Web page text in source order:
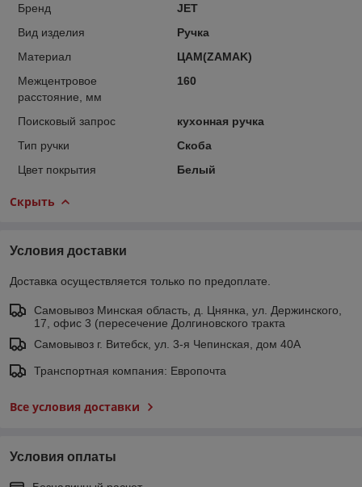
Бренд
JET
Вид изделия
Ручка
Материал
ЦАМ(ZAMAK)
Межцентровое
расстояние, мм
160
Поисковый запрос
кухонная ручка
Тип ручки
Скоба
Цвет покрытия
Белый
Скрыть
Условия доставки
Доставка осуществляется только по предоплате.
Самовывоз Минская область, д. Цнянка, ул. Держинского,
17, офис 3 (пересечение Долгиновского тракта
Самовывоз г. Витебск, ул. 3-я Чепинская, дом 40А
Транспортная компания: Европочта
Все условия доставки
Условия оплаты